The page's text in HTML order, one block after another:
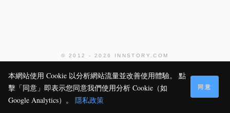
© 2012 - 2026 INNSTORY.COM
本網站使用 Cookie 以分析網站流量並改善使用體驗。 點
擊「同意」即表示您同意我們使用分析 Cookie（如
Google Analytics）。 隱私政策
同意
113